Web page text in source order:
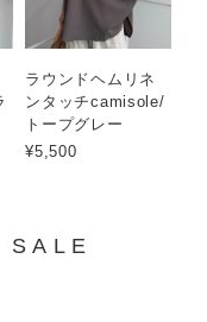
ラウンドヘムリネ
ンタッチcamisole/
トープグレー
¥5,500